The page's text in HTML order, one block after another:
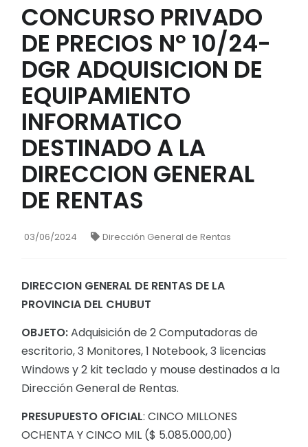
CONCURSO PRIVADO
DE PRECIOS Nº 10/24-
DGR ADQUISICION DE
EQUIPAMIENTO
INFORMATICO
DESTINADO A LA
DIRECCION GENERAL
DE RENTAS
03/06/2024 Dirección General de Rentas
DIRECCION GENERAL DE RENTAS DE LA
PROVINCIA DEL CHUBUT
OBJETO:Adquisición de 2 Computadoras de
escritorio, 3 Monitores, 1 Notebook, 3 licencias
Windows y 2 kit teclado y mouse destinados a la
Dirección General de Rentas.
PRESUPUESTO OFICIAL: CINCO MILLONES
OCHENTA Y CINCO MIL ($ 5.085.000,00)